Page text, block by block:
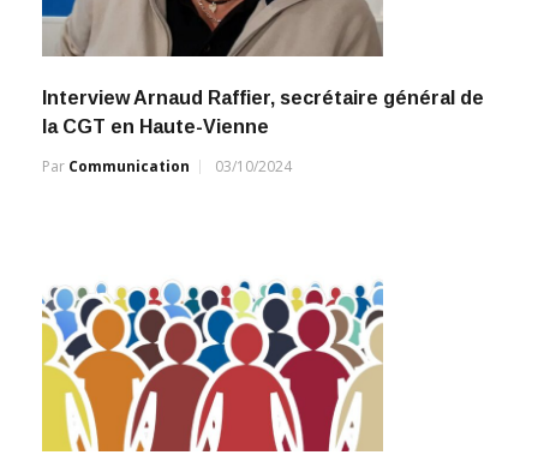
Interview Arnaud Raffier, secrétaire général de
la CGT en Haute-Vienne
Par Communication 03/10/2024